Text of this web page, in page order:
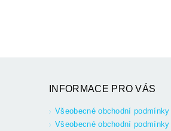
INFORMACE PRO VÁS
Všeobecné obchodní podmínky
Všeobecné obchodní